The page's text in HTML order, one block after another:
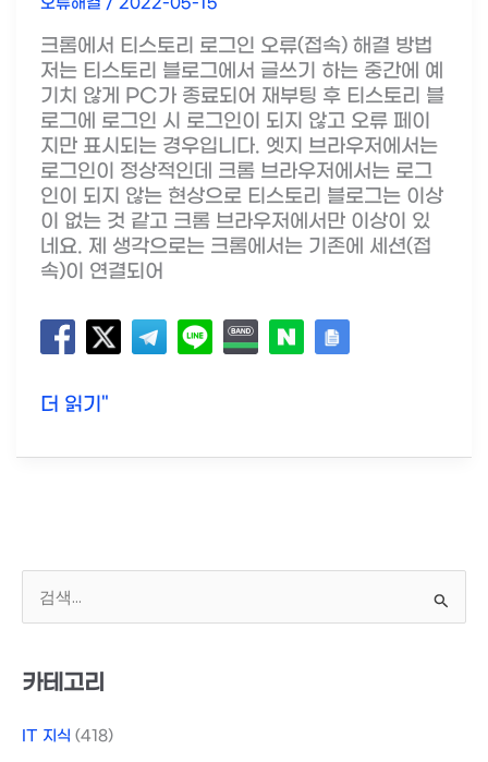
크롬에서 티스토리 로그인 오류(접속) 해결 방법
저는 티스토리 블로그에서 글쓰기 하는 중간에 예
기치 않게 PC가 종료되어 재부팅 후 티스토리 블
로그에 로그인 시 로그인이 되지 않고 오류 페이
지만 표시되는 경우입니다. 엣지 브라우저에서는
로그인이 정상적인데 크롬 브라우저에서는 로그
인이 되지 않는 현상으로 티스토리 블로그는 이상
이 없는 것 같고 크롬 브라우저에서만 이상이 있
네요. 제 생각으로는 크롬에서는 기존에 세션(접
속)이 연결되어
크
에
리
로
그
오
(접
더 읽기"
상
카테고리
IT 지식 (418)